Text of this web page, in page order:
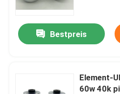
Bestpreis
Element-
60w 40k